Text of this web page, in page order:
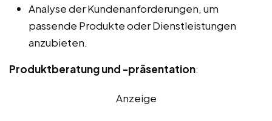
Analyse der Kundenanforderungen, um
passende Produkte oder Dienstleistungen
anzubieten.
Produktberatung und -präsentation:
Anzeige